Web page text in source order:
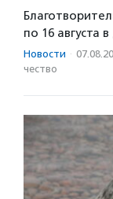
по 16 августа
Новости ·
чест­во